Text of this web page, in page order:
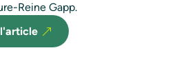
Reine Gapp.